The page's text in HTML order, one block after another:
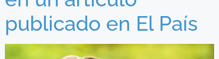
publicado en El País